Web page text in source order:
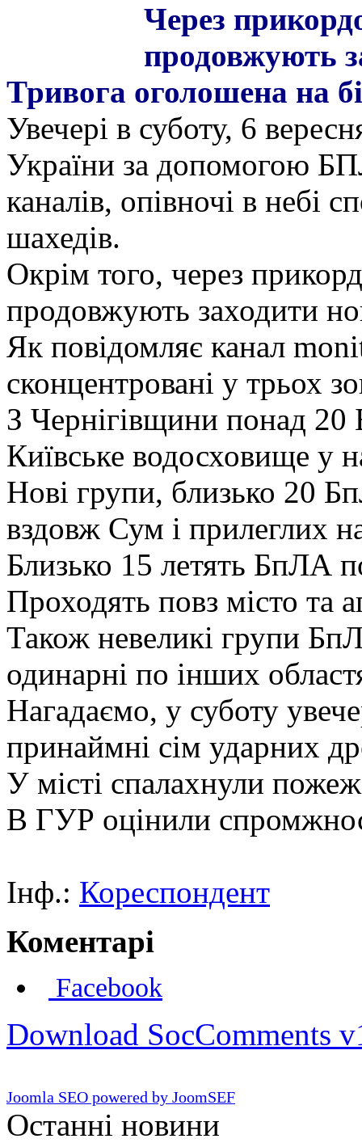
Через
продовжують
Тривога оголошена на
Увечері в суботу, 6
України за допомогою
каналів, опівночі в небі
шахедів.
Окрім того, через
продовжують заходити
Як повідомляє канал
сконцентровані у трьох
З Чернігівщини понад 20
Київське водосховище
Нові групи, близько 20
вздовж Сум і прилеглих
Близько 15 летять БпЛА
Проходять повз місто та
Також невеликі групи
одинарні по інших
Нагадаємо, у суботу
принаймні сім ударних
У місті спалахнули
В ГУР оцінили
Інф.: Кореспондент
Коментарі
Facebook
Download SocComments
Joomla SEO powered by JoomSEF
Останні новини